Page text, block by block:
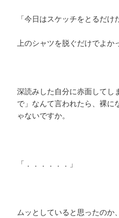
「今日はスケッチをとるだけ
上のシャツを脱ぐだけでよか
深読みした自分に赤面してし
で」なんて言われたら、裸に
ゃないですか。
「．．．．．．」
ムッとしていると思ったのか